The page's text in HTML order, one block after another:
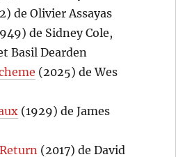
de Olivier Assayas
de Sidney Cole,
Basil Dearden
(2025) de Wes
(1929) de James
(2017) de David